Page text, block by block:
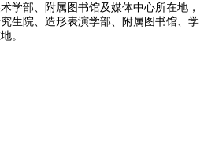
学部、附属图书馆及媒体中心所在地，
生院、造形表演学部、附属图书馆、学
。